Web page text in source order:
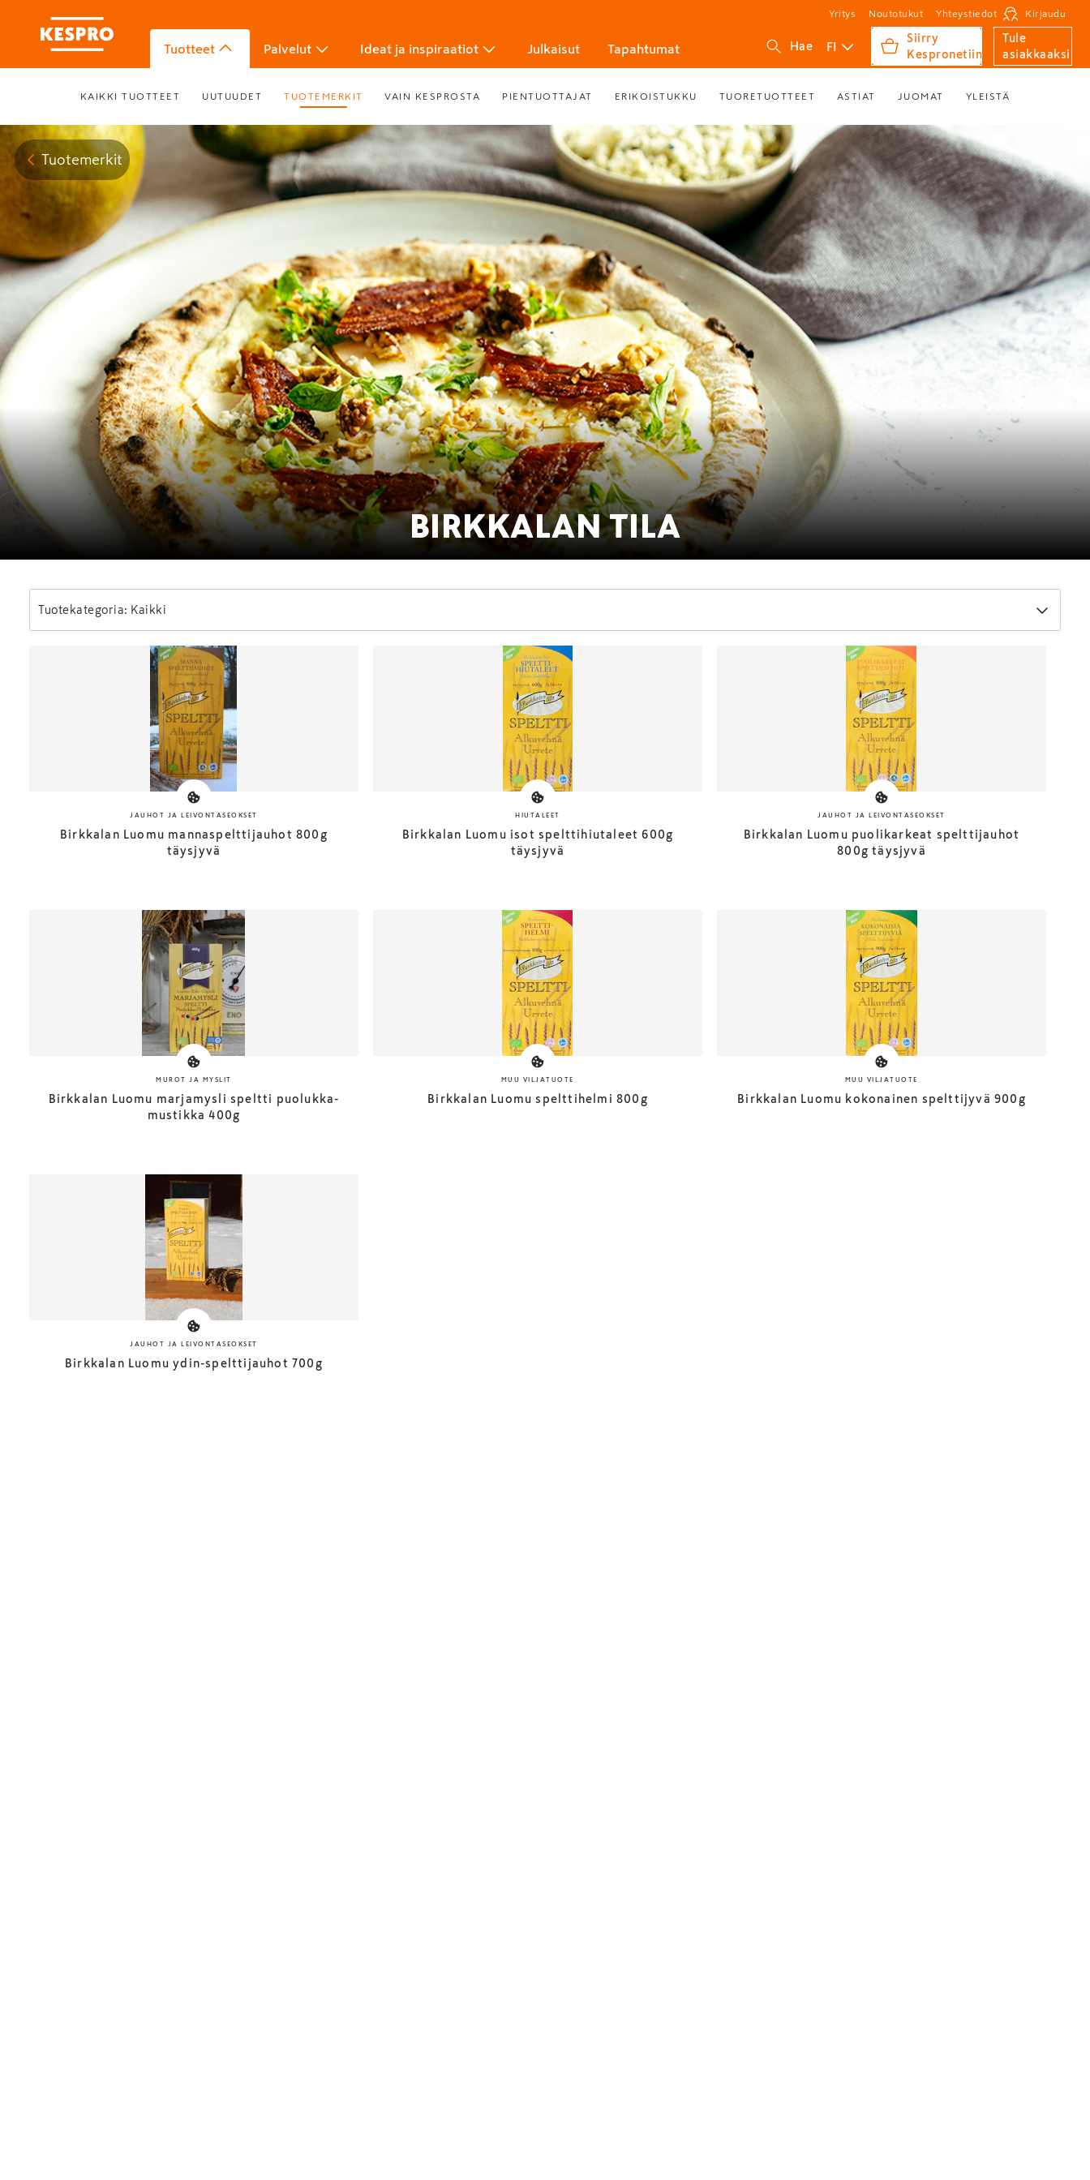
Yritys Noutotukut Yhteystiedot Kirjaudu
Tuotteet Palvelut Ideat ja inspiraatiot Julkaisut Tapahtumat Hae FI
Siirry
Kespronetiin
Tule
asiakkaaksi
KAIKKI TUOTTEET UUTUUDET TUOTEMERKIT VAIN KESPROSTA PIENTUOTTAJAT ERIKOISTUKKU TUORETUOTTEET ASTIAT JUOMAT YLEISTÄ
Tuotemerkit
BIRKKALAN TILA
Tuotekategoria: Kaikki
JAUHOT JA LEIVONTASEOKSET
Birkkalan Luomu mannaspelttijauhot 800g
täysjyvä
HIUTALEET
Birkkalan Luomu isot spelttihiutaleet 600g
täysjyvä
JAUHOT JA LEIVONTASEOKSET
Birkkalan Luomu puolikarkeat spelttijauhot
800g täysjyvä
MUROT JA MYSLIT
Birkkalan Luomu marjamysli speltti puolukka-
mustikka 400g
MUU VILJATUOTE
Birkkalan Luomu spelttihelmi 800g
MUU VILJATUOTE
Birkkalan Luomu kokonainen spelttijyvä 900g
JAUHOT JA LEIVONTASEOKSET
Birkkalan Luomu ydin-spelttijauhot 700g